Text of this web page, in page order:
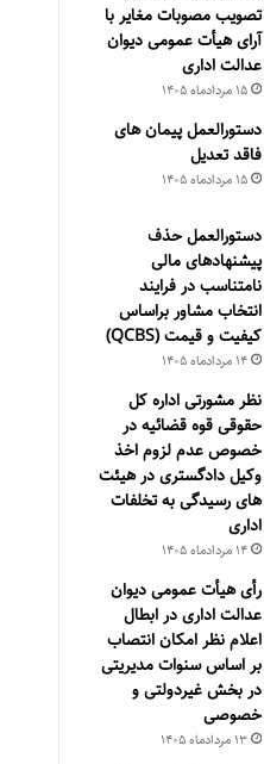
تصویب مصوبات مغایر با
آرای هیأت عمومی دیوان
عدالت اداری
۱۵ مرداد‌ماه ۱۴۰۵
دستورالعمل پیمان های
فاقد تعدیل
۱۵ مرداد‌ماه ۱۴۰۵
دستورالعمل حذف
پيشنهادهای مالی
نامتناسب در فرايند
انتخاب مشاور براساس
كيفيت و قيمت (QCBS)
۱۴ مرداد‌ماه ۱۴۰۵
نظر مشورتی اداره کل
حقوقی قوه قضائیه در
خصوص عدم لزوم اخذ
وکیل دادگستری در هیئت
های رسیدگی به تخلفات
اداری
۱۴ مرداد‌ماه ۱۴۰۵
رأی هیأت عمومی دیوان
عدالت اداری در ابطال
اعلام نظر امکان انتصاب
بر اساس سنوات مدیریتی
در بخش غیردولتی و
خصوصی
۱۳ مرداد‌ماه ۱۴۰۵